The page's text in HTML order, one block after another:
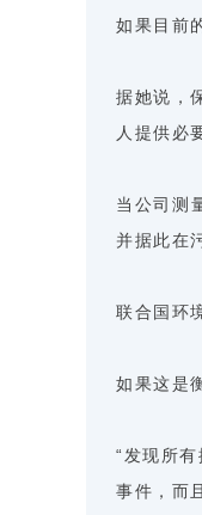
如果目前
据她说，
人提供必
当公司测
并据此在
联合国环
如果这是
“发现所
事件，而